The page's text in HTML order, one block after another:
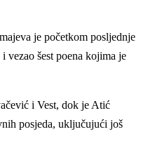
je početkom posljednje
vezao šest poena kojima je
i Vest, dok je Atić
posjeda, uključujući još